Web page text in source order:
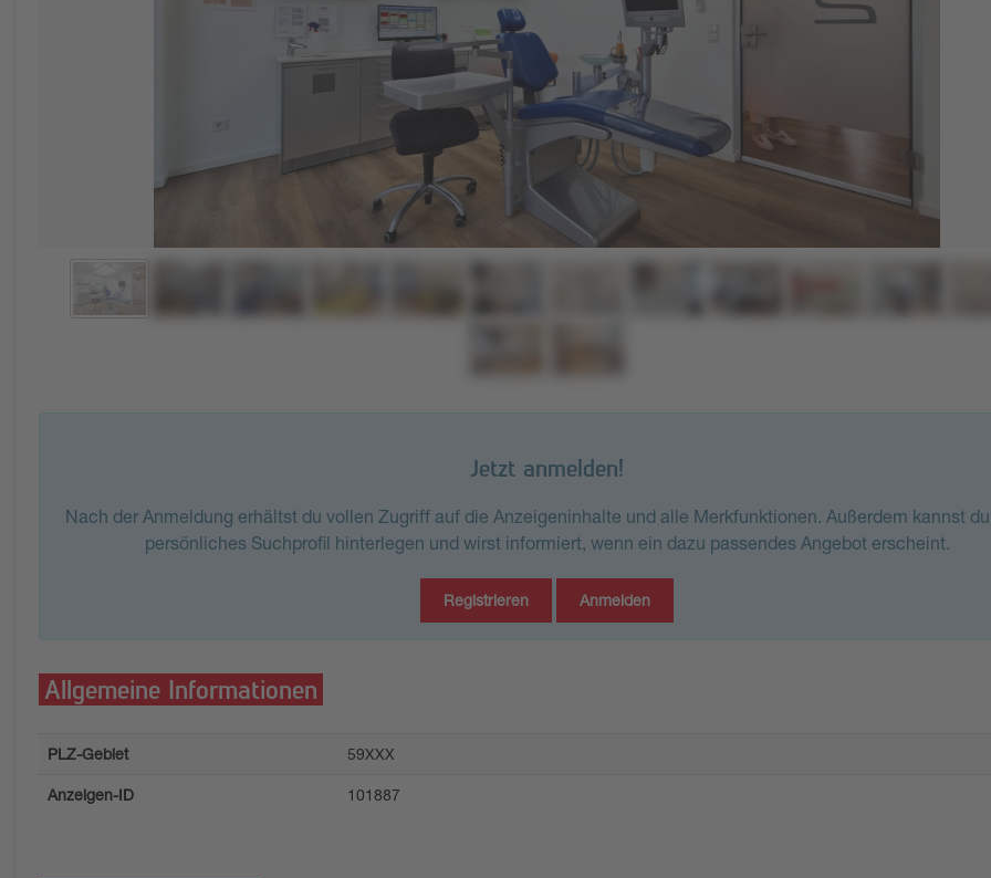
Jetzt anmelden!
Nach der Anmeldung erhältst du vollen Zugriff auf die Anzeigeninhalte und alle Merkfunktionen. Außerdem kannst
persönliches Suchprofil hinterlegen und wirst informiert, wenn ein dazu passendes Angebot erscheint.
Registrieren Anmelden
Allgemeine Informationen
PLZ-Gebiet 59XXX
Anzeigen-ID 101887